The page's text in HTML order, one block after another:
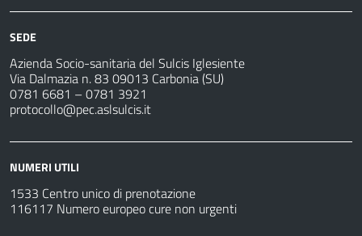
SEDE
Azienda Socio-sanitaria del Sulcis Iglesiente
Via Dalmazia n. 83 09013 Carbonia (SU)
0781 6681 – 0781 3921
protocollo@pec.aslsulcis.it
NUMERI UTILI
1533 Centro unico di prenotazione
116117 Numero europeo cure non urgenti